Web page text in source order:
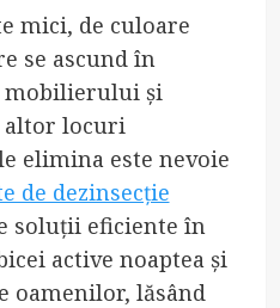
mici, de culoare
se ascund în
mobilierului și
altor locuri
elimina este nevoie
de dezinsecție
soluții eficiente în
active noaptea și
oamenilor, lăsând